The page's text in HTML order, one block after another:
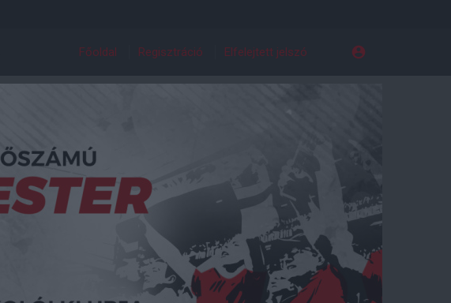
Főoldal Regisztráció Elfelejtett jelszó